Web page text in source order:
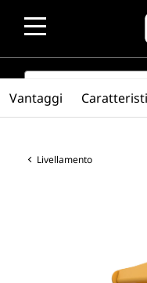
SEARCH
Livellamento
Vantaggi